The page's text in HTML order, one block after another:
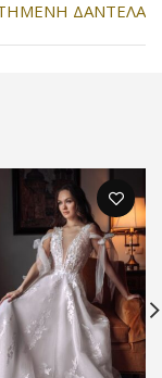
ΔΑΝΤΕΛΑ